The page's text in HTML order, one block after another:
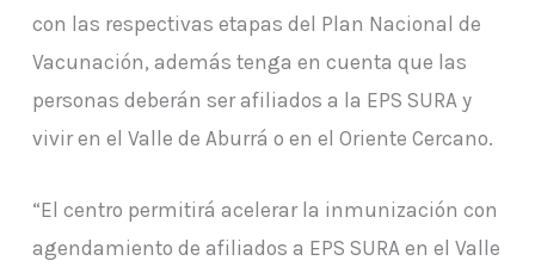
con las respectivas etapas del Plan Nacional de
Vacunación, además tenga en cuenta que las
personas deberán ser afiliados a la EPS SURA y
vivir en el Valle de Aburrá o en el Oriente Cercano.
“El centro permitirá acelerar la inmunización con
agendamiento de afiliados a EPS SURA en el Valle